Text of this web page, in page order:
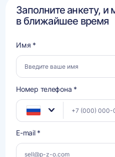
Заполните анкету,
в ближайшее время
Имя *
Номер телефона *
E-mail *